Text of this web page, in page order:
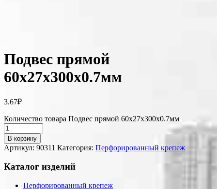
Подвес прямой
60х27х300х0.7мм
3.67₽
Количество товара Подвес прямой 60х27х300х0.7мм
В корзину
Артикул: 90311 Категория: Перфорированный крепеж
Каталог изделий
Перфорированный крепеж